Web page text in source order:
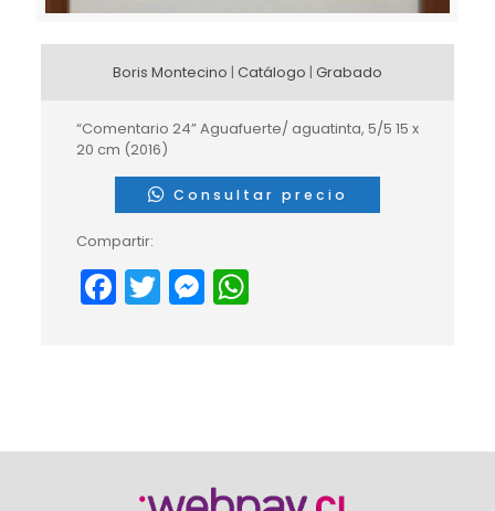
Boris Montecino | Catálogo | Grabado
“Comentario 24” Aguafuerte/ aguatinta, 5/5 15 x
20 cm (2016)
Consultar precio
Compartir:
Facebook
TwitterMessenger
WhatsApp